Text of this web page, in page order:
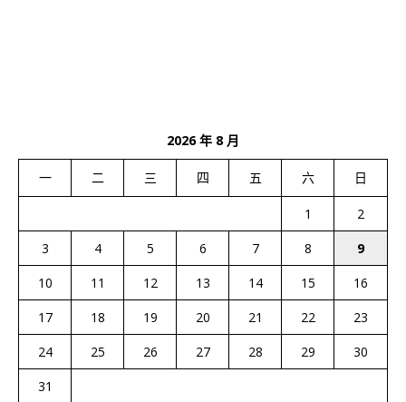
2026 年 8 月
一 二 三 四 五 六 日
1
2
3
4 5 6 7 8
9
10
11 12 13 14 15
16
17
18 19 20 21 22
23
24
25 26 27 28 29
30
31